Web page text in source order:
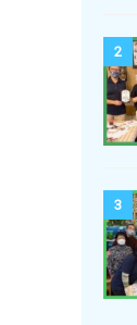
2
3